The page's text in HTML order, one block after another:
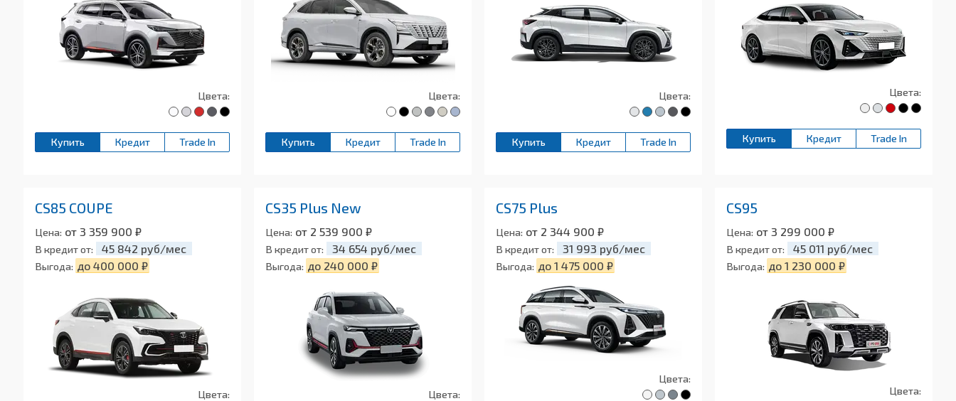
Цвета:
Купить Кредит Trade In
Цвета:
Купить Кредит Trade In
Цвета:
Купить Кредит Trade In
Цвета:
Купить Кредит Trade In
CS85 COUPE
Цена: от 3 359 900 ₽
В кредит от: 45 842 руб/мес
Выгода: до 400 000 ₽
Цвета:
CS35 Plus New
Цена: от 2 539 900 ₽
В кредит от: 34 654 руб/мес
Выгода: до 240 000 ₽
Цвета:
CS75 Plus
Цена: от 2 344 900 ₽
В кредит от: 31 993 руб/мес
Выгода: до 1 475 000 ₽
Цвета:
CS95
Цена: от 3 299 000 ₽
В кредит от: 45 011 руб/мес
Выгода: до 1 230 000 ₽
Цвета: